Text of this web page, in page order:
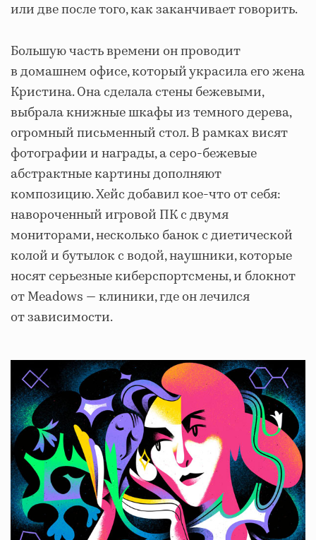
или две после того, как заканчивает говорить.
Большую часть времени он проводит
в домашнем офисе, который украсила его жена
Кристина. Она сделала стены бежевыми,
выбрала книжные шкафы из темного дерева,
огромный письменный стол. В рамках висят
фотографии и награды, а серо-бежевые
абстрактные картины дополняют
композицию. Хейс добавил кое-что от себя:
навороченный игровой ПК с двумя
мониторами, несколько банок с диетической
колой и бутылок с водой, наушники, которые
носят серьезные киберспортсмены, и блокнот
от Meadows — клиники, где он лечился
от зависимости.